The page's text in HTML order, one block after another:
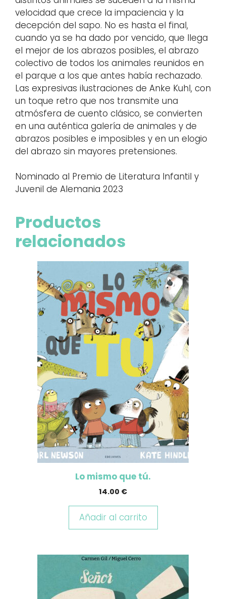
velocidad que crece la impaciencia y la
decepción del sapo. No es hasta el final,
cuando ya se ha dado por vencido, que llega
el mejor de los abrazos posibles, el abrazo
colectivo de todos los animales reunidos en
el parque a los que antes había rechazado.
Las expresivas ilustraciones de Anke Kuhl, con
un toque retro que nos transmite una
atmósfera de cuento clásico, se convierten
en una auténtica galería de animales y de
abrazos posibles e imposibles y en un elogio
del abrazo sin mayores pretensiones.
Nominado al Premio de Literatura Infantil y
Juvenil de Alemania 2023
Productos
relacionados
Lo mismo que tú.
14.00 €
Añadir al carrito